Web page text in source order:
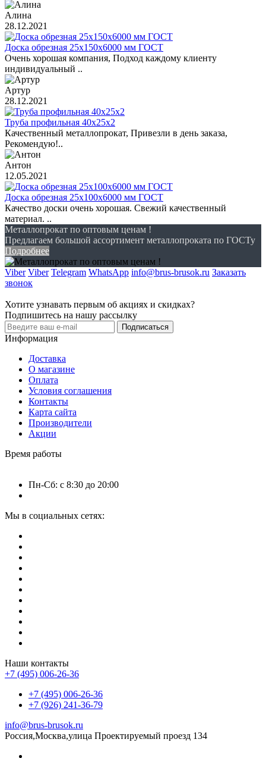
Алина
28.12.2021
Доска обрезная 25х150х6000 мм ГОСТ
Очень хорошая компания, Подход каждому клиенту
индивидуальный ..
Артур
28.12.2021
Труба профильная 40х25х2
Качественный металлопрокат, Привезли в день заказа,
Рекомендую!..
Антон
12.05.2021
Доска обрезная 25х100х6000 мм ГОСТ
Качество доски очень хорошая. Свежий качественный
материал. ..
Металлопрокат по оптовым ценам !
Предлагаем большой ассортимент металлопроката по ГОСТу
Подробнее
Viber Viber Telegram WhatsApp info@brus-brusok.ru Заказать
звонок
Хотите узнавать первым об акциях и скидках?
Подпишитесь на нашу рассылку
Подписаться
Информация
Доставка
О магазине
Оплата
Условия соглашения
Контакты
Карта сайта
Производители
Акции
Время работы
Пн-Сб: с 8:30 до 20:00
Мы в социальных сетях:
Наши контакты
+7 (495) 006-26-36
+7 (495) 006-26-36
+7 (926) 241-36-79
info@brus-brusok.ru
Россия,Москва,улица Проектируемый проезд 134